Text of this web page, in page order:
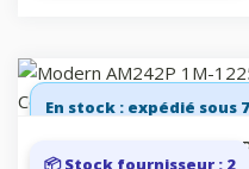
En stock : expédié sous
Modern
📦 Stock fournisseur : 2